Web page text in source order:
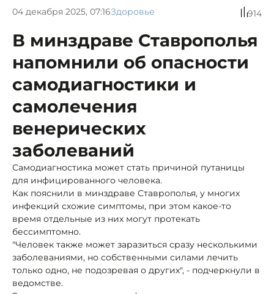
04 декабря 2025, 07:16Здоровье 914
В минздраве Ставрополья
напомнили об опасности
самодиагностики и
самолечения
венерических
заболеваний
Самодиагностика может стать причиной путаницы
для инфицированного человека.
Как пояснили в минздраве Ставрополья, у многих
инфекций схожие симптомы, при этом какое-то
время отдельные из них могут протекать
бессимптомно.
"Человек также может заразиться сразу несколькими
заболеваниями, но собственными силами лечить
только одно, не подозревая о других", - подчеркнули в
ведомстве.